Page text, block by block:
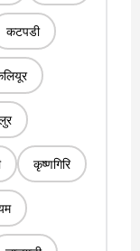
कटपडी
कृष्णगिरि